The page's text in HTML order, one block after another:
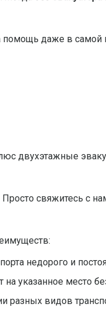
даже в самой
двухэтажные
Просто свяжитесь с
недорого и
на указанное место
разных видов